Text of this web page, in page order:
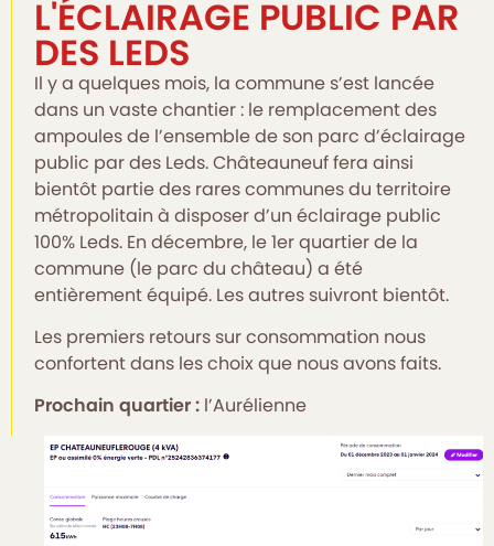
L'ÉCLAIRAGE PUBLIC PAR
DES LEDS
Il y a quelques mois, la commune s’est lancée
dans un vaste chantier : le remplacement des
ampoules de l’ensemble de son parc d’éclairage
public par des Leds. Châteauneuf fera ainsi
bientôt partie des rares communes du territoire
métropolitain à disposer d’un éclairage public
100% Leds. En décembre, le 1er quartier de la
commune (le parc du château) a été
entièrement équipé. Les autres suivront bientôt.
Les premiers retours sur consommation nous
confortent dans les choix que nous avons faits.
Prochain quartier : l’Aurélienne